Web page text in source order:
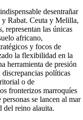
desentrañar
Rabat. Ceuta y Melilla,
representan las únicas
africano,
y focos de
la flexibilidad en la
herramienta de presión
políticas
o de
fronterizos marroquíes
se lancen al mar
del reino alauita.